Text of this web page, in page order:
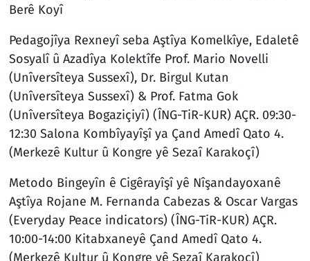
Berê Koyî
Pedagojîya Rexneyî seba Aştîya Komelkîye, Edaletê
Sosyalî û Azadîya Kolektîfe Prof. Mario Novelli
(Unîversîteya Sussexî), Dr. Birgul Kutan
(Unîversîteya Sussexî) & Prof. Fatma Gok
(Unîversîteya Bogaziçiyî) (ÎNG-TiR-KUR) AÇR. 09:30-
12:30 Salona Kombîyayîşî ya Çand Amedî Qato 4.
(Merkezê Kultur û Kongre yê Sezaî Karakoçî)
Metodo Bingeyîn ê Cigêrayîşî yê Nîşandayoxanê
Aştîya Rojane M. Fernanda Cabezas & Oscar Vargas
(Everyday Peace indicators) (ÎNG-TiR-KUR) AÇR.
10:00-14:00 Kitabxaneyê Çand Amedî Qato 4.
(Merkezê Kultur û Kongre yê Sezaî Karakoçî)